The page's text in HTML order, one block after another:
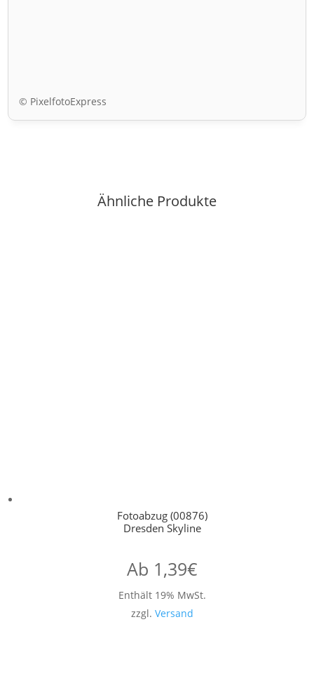
© PixelfotoExpress
Ähnliche Produkte
Fotoabzug (00876)
Dresden Skyline
Ab 1,39€
Enthält 19% MwSt.
zzgl. Versand